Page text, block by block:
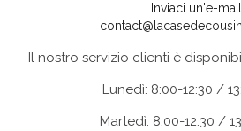
Inviaci un'e-
Il nostro servizio clienti è
Lunedì: 8:00-12:30 /
Martedì: 8:00-12:30 /